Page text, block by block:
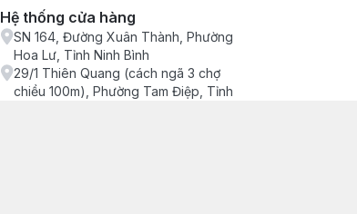
Hệ thống cửa hàng
SN 164, Đường Xuân Thành, Phường
Hoa Lư, Tỉnh Ninh Bình
29/1 Thiên Quang (cách ngã 3 chợ
chiều 100m), Phường Tam Điệp, Tỉnh